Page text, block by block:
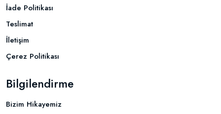
İade Politikası
Teslimat
İletişim
Çerez Politikası
Bilgilendirme
Bizim Hikayemiz